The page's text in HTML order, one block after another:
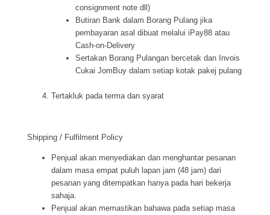
consignment note dll)
Butiran Bank dalam Borang Pulang jika
pembayaran asal dibuat melalui iPay88 atau
Cash-on-Delivery
Sertakan Borang Pulangan bercetak dan Invois
Cukai JomBuy dalam setiap kotak pakej pulang
Tertakluk pada terma dan syarat
Shipping / Fulfilment Policy
Penjual akan menyediakan dan menghantar pesanan
dalam masa empat puluh lapan jam (48 jam) dari
pesanan yang ditempatkan hanya pada hari bekerja
sahaja.
Penjual akan memastikan bahawa pada setiap masa